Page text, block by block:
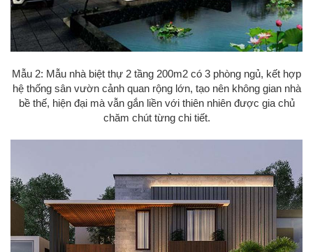
Mẫu 2: Mẫu nhà biệt thự 2 tầng 200m2 có 3 phòng ngủ, kết hợp
hệ thống sân vườn cảnh quan rộng lớn, tạo nên không gian nhà
bề thế, hiện đại mà vẫn gắn liền với thiên nhiên được gia chủ
chăm chút từng chi tiết.